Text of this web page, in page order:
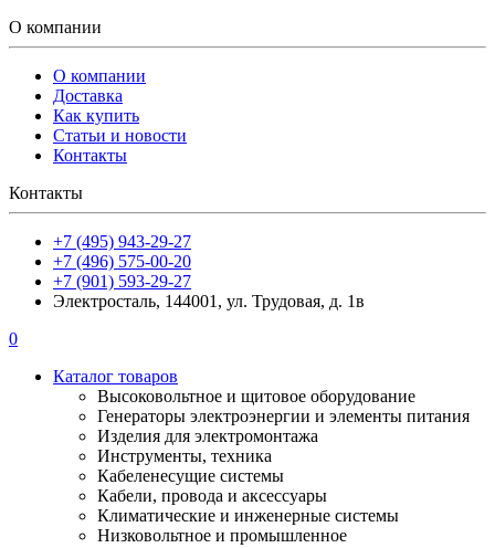
О компании
О компании
Доставка
Как купить
Статьи и новости
Контакты
Контакты
+7 (495) 943-29-27
+7 (496) 575-00-20
+7 (901) 593-29-27
Электросталь, 144001, ул. Трудовая, д. 1в
0
Каталог товаров
Высоковольтное и щитовое оборудование
Генераторы электроэнергии и элементы питания
Изделия для электромонтажа
Инструменты, техника
Кабеленесущие системы
Кабели, провода и аксессуары
Климатические и инженерные системы
Низковольтное и промышленное